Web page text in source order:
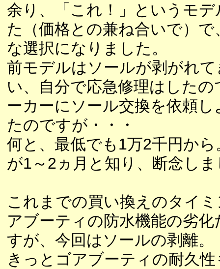
余り、「これ！」というモ
た（価格との兼ね合いで）
な選択になりました。
前モデルはソールが剥がれ
い、自分で応急修理はした
ーカーにソール交換を依頼
たのですが・・・
何と、最低でも1万2千円か
が1～2ヵ月と知り、断念し
これまでの買い換えのタイ
アブーティの防水機能の劣
すが、今回はソールの剥離。
きっとゴアブーティの耐久